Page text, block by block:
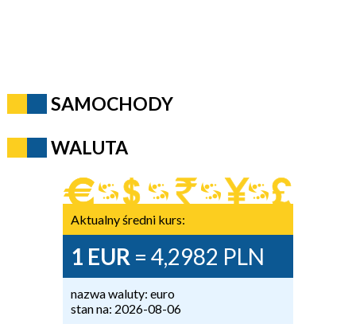
SAMOCHODY
WALUTA
Aktualny średni kurs:
1 EUR = 4,2982 PLN
nazwa waluty: euro
stan na: 2026-08-06